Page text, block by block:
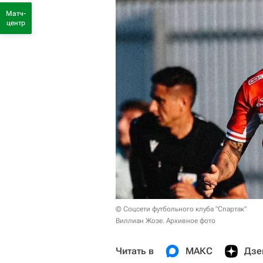
© Соцсети футбольного клуба "Спартак"
Виллиан Жозе. Архивное фото
Читать в МАКС
Матч-
центр